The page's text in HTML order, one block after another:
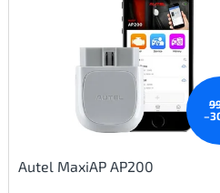
Autel MaxiAP AP200